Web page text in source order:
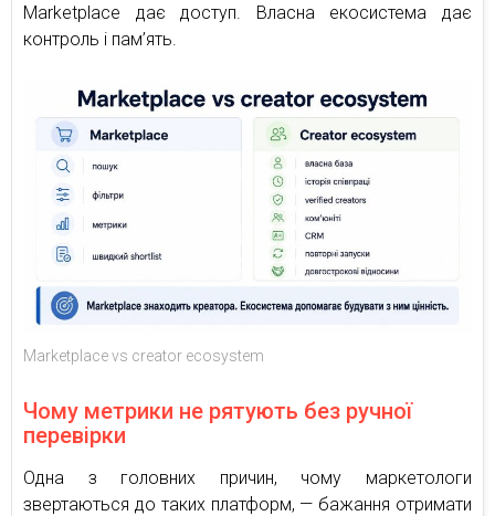
Marketplace дає доступ. Власна екосистема дає
контроль і пам’ять.
Marketplace vs creator ecosystem
Чому метрики не рятують без ручної
перевірки
Одна з головних причин, чому маркетологи
звертаються до таких платформ, — бажання отримати